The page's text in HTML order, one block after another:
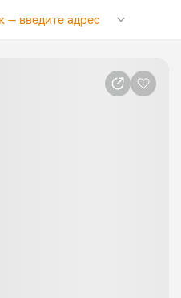
—введите адрес